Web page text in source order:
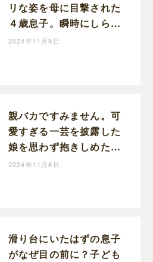
リな姿を母に目撃された
４歳息子。瞬時にしらを
切る様子がかわいい｜い
2024年11月9日
親バカですみません。可
愛すぎる一芸を披露した
娘を思わず抱きしめた｜
いずのすずみの育児漫画
2024年11月8日
滑り台にいたはずの息子
がなぜ目の前に？子ども